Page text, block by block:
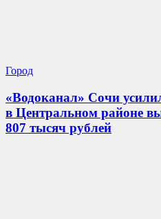
Город
«Водоканал» Сочи
в Центральном районе
807 тысяч рублей